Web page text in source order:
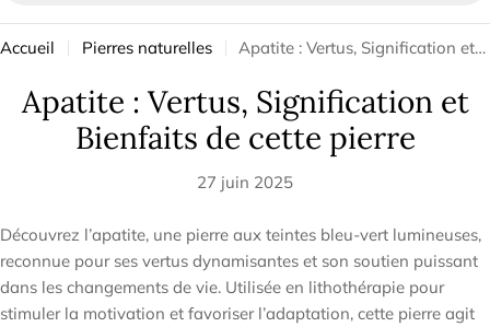
Accueil Pierres naturelles Apatite : Vertus, Signification et Bienfaits de cette pierre
Apatite : Vertus, Signification et
Bienfaits de cette pierre
27 juin 2025
Découvrez l’apatite, une pierre aux teintes bleu-vert lumineuses,
reconnue pour ses vertus dynamisantes et son soutien puissant
dans les changements de vie. Utilisée en lithothérapie pour
stimuler la motivation et favoriser l’adaptation, cette pierre agit